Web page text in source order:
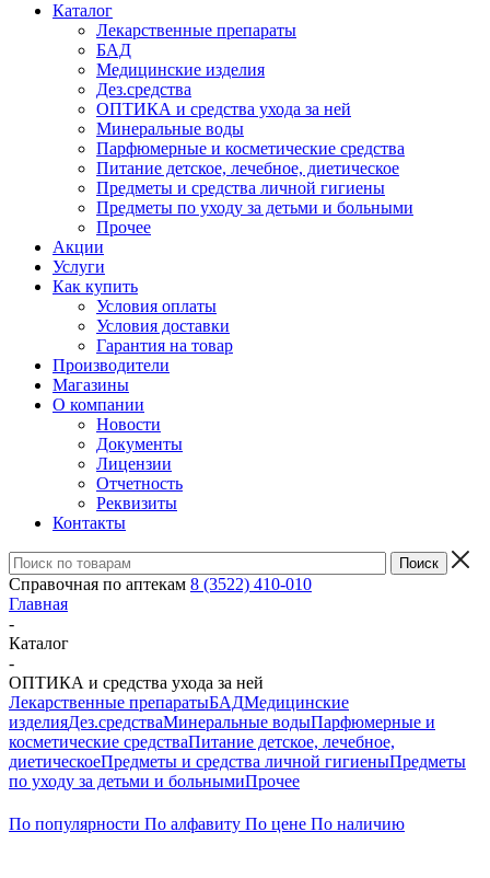
Каталог
Лекарственные препараты
БАД
Медицинские изделия
Дез.средства
ОПТИКА и средства ухода за ней
Минеральные воды
Парфюмерные и косметические средства
Питание детское, лечебное, диетическое
Предметы и средства личной гигиены
Предметы по уходу за детьми и больными
Прочее
Акции
Услуги
Как купить
Условия оплаты
Условия доставки
Гарантия на товар
Производители
Магазины
О компании
Новости
Документы
Лицензии
Отчетность
Реквизиты
Контакты
Справочная по аптекам 8 (3522) 410-010
Главная
-
Каталог
-
ОПТИКА и средства ухода за ней
Лекарственные препаратыБАДМедицинские
изделияДез.средстваМинеральные водыПарфюмерные и
косметические средстваПитание детское, лечебное,
диетическоеПредметы и средства личной гигиеныПредметы
по уходу за детьми и больнымиПрочее
По популярности По алфавиту По цене По наличию